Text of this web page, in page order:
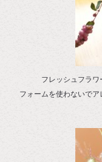
フレッシュフラワ
フォームを使わないで